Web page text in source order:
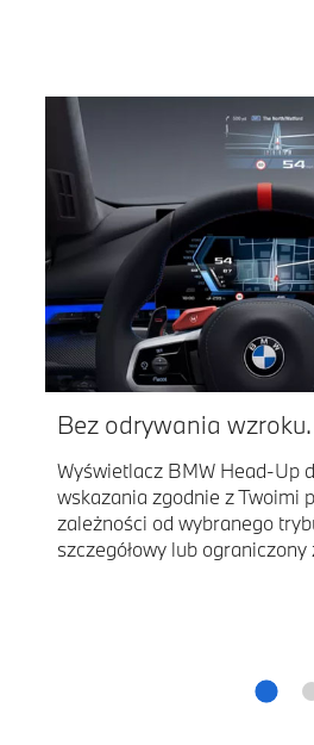
Bez odrywania wzroku.
Wyświetlacz BMW Head-Up
wskazania zgodnie z Twoimi
zależności od wybranego
szczegółowy lub